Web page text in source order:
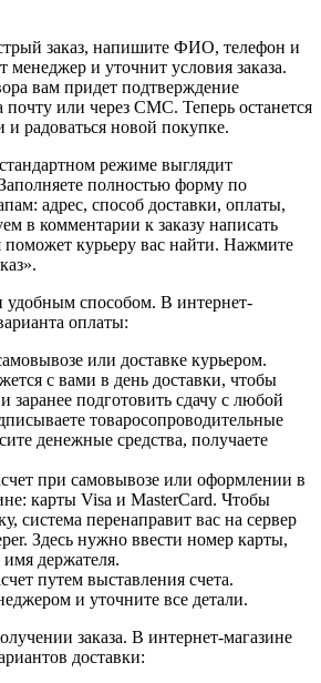
заказ, напишите ФИО, телефон и
менеджер и уточнит условия заказа.
вам придет подтверждение
почту или через СМС. Теперь останется
и радоваться новой покупке.
режиме выглядит
полностью форму по
адрес, способ доставки, оплаты,
в комментарии к заказу написать
курьеру вас найти. Нажмите
удобным способом. В интернет-
оплаты:
или доставке курьером.
с вами в день доставки, чтобы
заранее подготовить сдачу с любой
товаросопроводительные
денежные средства, получаете
при самовывозе или оформлении в
карты Visa и MasterCard. Чтобы
система перенаправит вас на сервер
Здесь нужно ввести номер карты,
держателя.
путем выставления счета.
и уточните все детали.
заказа. В интернет-магазине
доставки: